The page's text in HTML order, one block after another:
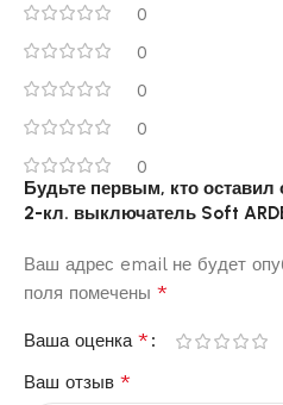
0
0
0
0
0
Будьте первым, кто
2-кл. выключатель Soft
Ваш адрес email не будет
поля помечены *
Ваша оценка *
Ваш отзыв *